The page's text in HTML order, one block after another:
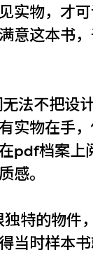
实物，才
意这本书
法不把设
实物在手
pdf档案上
感。
独特的物件
当时样本